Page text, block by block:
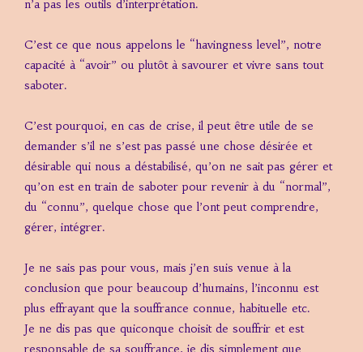
n’a pas les outils d’interprétation.
C’est ce que nous appelons le “havingness level”, notre
capacité à “avoir” ou plutôt à savourer et vivre sans tout
saboter.
C’est pourquoi, en cas de crise, il peut être utile de se
demander s’il ne s’est pas passé une chose désirée et
désirable qui nous a déstabilisé, qu’on ne sait pas gérer et
qu’on est en train de saboter pour revenir à du “normal”,
du “connu”, quelque chose que l’ont peut comprendre,
gérer, intégrer.
Je ne sais pas pour vous, mais j’en suis venue à la
conclusion que pour beaucoup d’humains, l’inconnu est
plus effrayant que la souffrance connue, habituelle etc.
Je ne dis pas que quiconque choisit de souffrir et est
responsable de sa souffrance, je dis simplement que